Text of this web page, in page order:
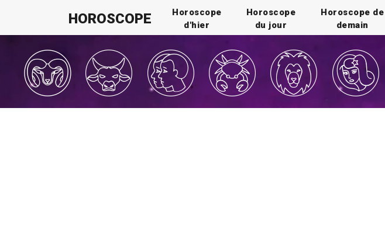
HOROSCOPE
Horoscope
d'hier
Horoscope
du jour
Horoscope de
demain